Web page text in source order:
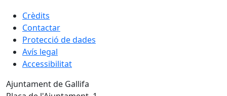
Crèdits
Contactar
Protecció de dades
Avís legal
Accessibilitat
Ajuntament de Gallifa